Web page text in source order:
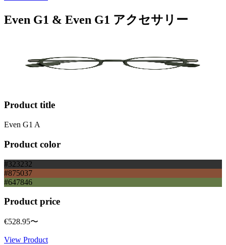
Even G1 & Even G1 アクセサリー
Product title
Even G1 A
Product color
#323232
#875037
#647846
Product price
€528.95〜
View Product